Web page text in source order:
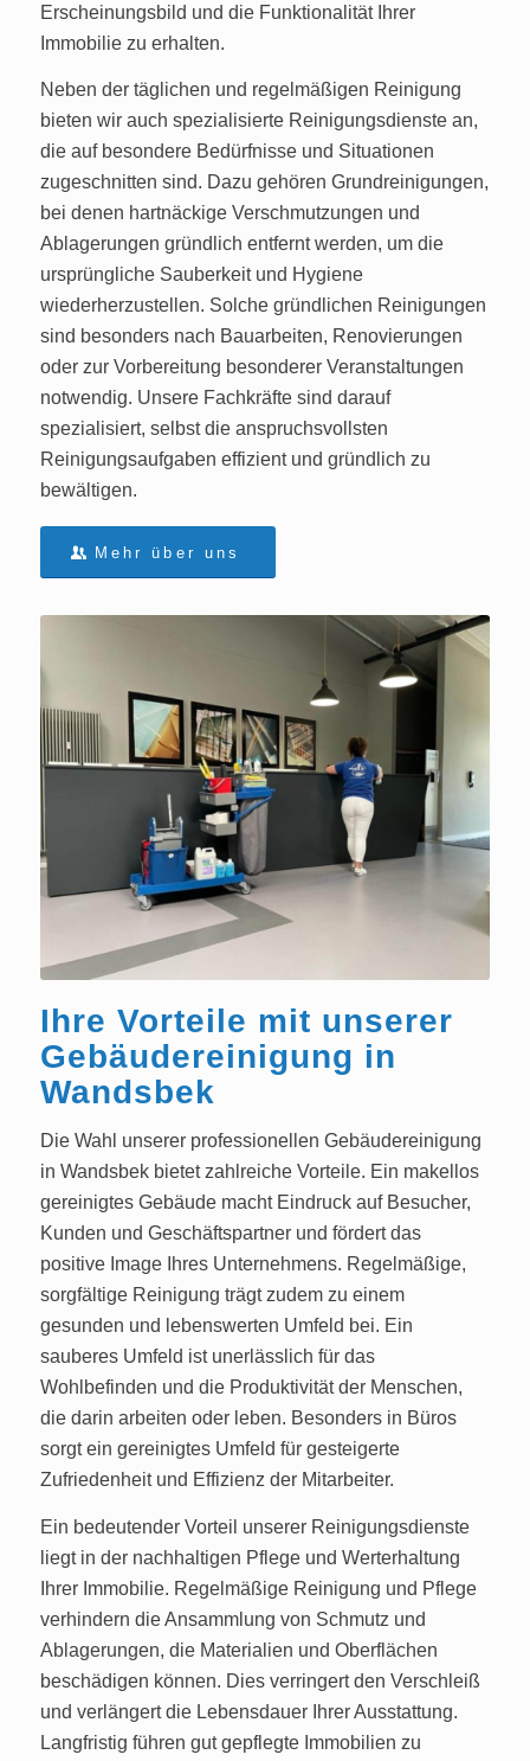
Erscheinungsbild und die Funktionalität Ihrer
Immobilie zu erhalten.
Neben der täglichen und regelmäßigen Reinigung
bieten wir auch spezialisierte Reinigungsdienste an,
die auf besondere Bedürfnisse und Situationen
zugeschnitten sind. Dazu gehören Grundreinigungen,
bei denen hartnäckige Verschmutzungen und
Ablagerungen gründlich entfernt werden, um die
ursprüngliche Sauberkeit und Hygiene
wiederherzustellen. Solche gründlichen Reinigungen
sind besonders nach Bauarbeiten, Renovierungen
oder zur Vorbereitung besonderer Veranstaltungen
notwendig. Unsere Fachkräfte sind darauf
spezialisiert, selbst die anspruchsvollsten
Reinigungsaufgaben effizient und gründlich zu
bewältigen.
Mehr über uns
Ihre Vorteile mit unserer
Gebäudereinigung in
Wandsbek
Die Wahl unserer professionellen Gebäudereinigung
in Wandsbek bietet zahlreiche Vorteile. Ein makellos
gereinigtes Gebäude macht Eindruck auf Besucher,
Kunden und Geschäftspartner und fördert das
positive Image Ihres Unternehmens. Regelmäßige,
sorgfältige Reinigung trägt zudem zu einem
gesunden und lebenswerten Umfeld bei. Ein
sauberes Umfeld ist unerlässlich für das
Wohlbefinden und die Produktivität der Menschen,
die darin arbeiten oder leben. Besonders in Büros
sorgt ein gereinigtes Umfeld für gesteigerte
Zufriedenheit und Effizienz der Mitarbeiter.
Ein bedeutender Vorteil unserer Reinigungsdienste
liegt in der nachhaltigen Pflege und Werterhaltung
Ihrer Immobilie. Regelmäßige Reinigung und Pflege
verhindern die Ansammlung von Schmutz und
Ablagerungen, die Materialien und Oberflächen
beschädigen können. Dies verringert den Verschleiß
und verlängert die Lebensdauer Ihrer Ausstattung.
Langfristig führen gut gepflegte Immobilien zu